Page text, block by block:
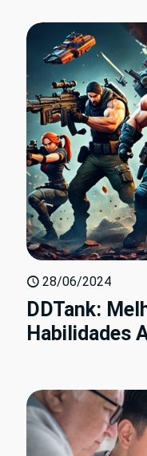
28/06/2024
DDTank:
Habilidades